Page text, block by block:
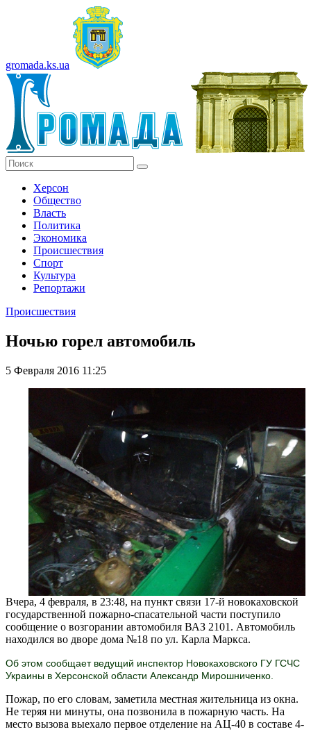
gromada.ks.ua
Херсон
Общество
Власть
Политика
Экономика
Происшествия
Спорт
Культура
Репортажи
Происшествия
Ночью горел автомобиль
5 Февраля 2016 11:25
Вчера, 4 февраля, в 23:48, на пункт связи 17-й новокаховской
государственной пожарно-спасательной части поступило
сообщение о возгорании автомобиля ВАЗ 2101. Автомобиль
находился во дворе дома №18 по ул. Карла Маркса.
Об этом сообщает ведущий инспектор Новокаховского ГУ ГСЧС
Украины в Херсонской области Александр Мирошниченко.
Пожар, по его словам, заметила местная жительница из окна.
Не теряя ни минуты, она позвонила в пожарную часть. На
место вызова выехало первое отделение на АЦ-40 в составе 4-